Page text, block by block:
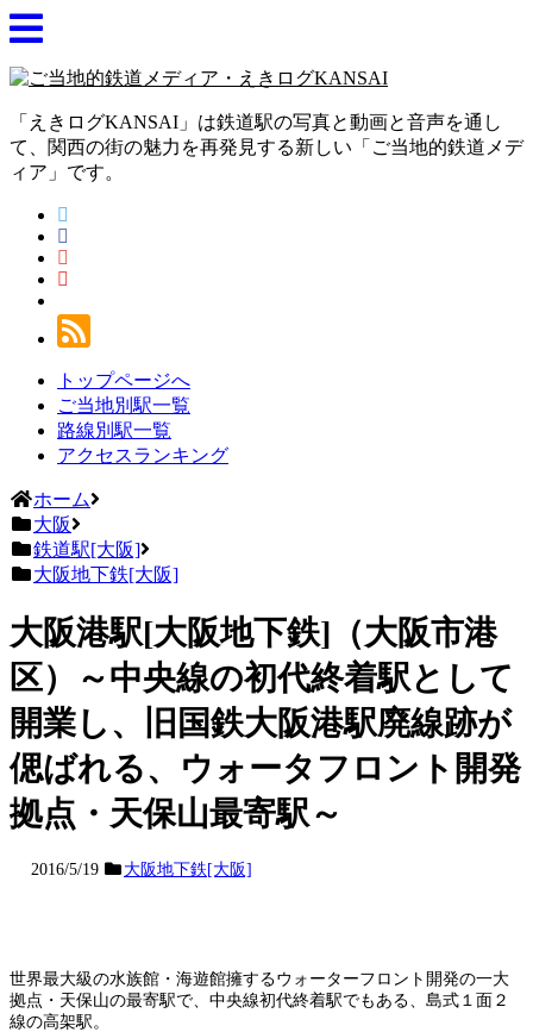
「えきログKANSAI」は鉄道駅の写真と動画と音声を通し
て、関西の街の魅力を再発見する新しい「ご当地的鉄道メデ
ィア」です。
トップページへ
ご当地別駅一覧
路線別駅一覧
アクセスランキング
ホーム
大阪
鉄道駅[大阪]
大阪地下鉄[大阪]
大阪港駅[大阪地下鉄]（大阪市港
区）～中央線の初代終着駅として
開業し、旧国鉄大阪港駅廃線跡が
偲ばれる、ウォータフロント開発
拠点・天保山最寄駅～
2016/5/19 大阪地下鉄[大阪]
世界最大級の水族館・海遊館擁するウォーターフロント開発の一大
拠点・天保山の最寄駅で、中央線初代終着駅でもある、島式１面２
線の高架駅。